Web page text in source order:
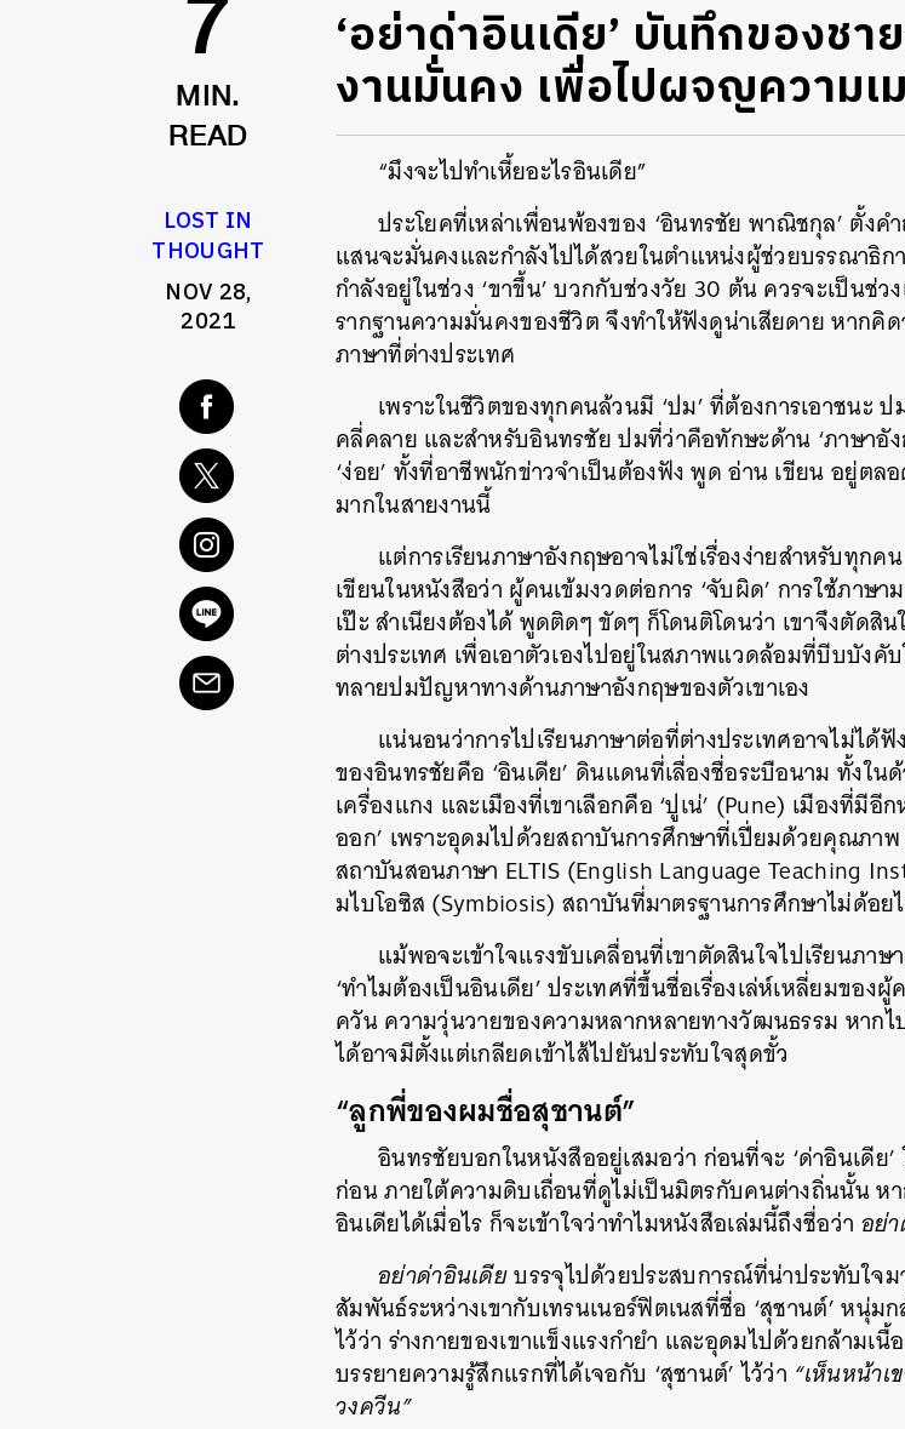
7
MIN.
READ
LOST IN
THOUGHT
NOV 28,
2021
‘อย่าด่าอินเดีย’ บันทึกของช
งานมั่นคง เพื่อไปผจญความเ
“มึงจะไปทำเหี้ยอะไรอินเดีย”
ประโยคที่เหล่าเพื่อนพ้องของ ‘อินทรชัย พาณิชกุล’ ตั้งค
แสนจะมั่นคงและกำลังไปได้สวยในตำแหน่งผู้ช่วยบรรณาธิก
กำลังอยู่ในช่วง ‘ขาขึ้น’ บวกกับช่วงวัย 30 ต้น ควรจะเป็นช่ว
รากฐานความมั่นคงของชีวิต จึงทำให้ฟังดูน่าเสียดาย หากคิ
ภาษาที่ต่างประเทศ
เพราะในชีวิตของทุกคนล้วนมี ‘ปม’ ที่ต้องการเอาชนะ
คลี่คลาย และสำหรับอินทรชัย ปมที่ว่าคือทักษะด้าน ‘ภาษาอัง
‘ง่อย’ ทั้งที่อาชีพนักข่าวจำเป็นต้องฟัง พูด อ่าน เขียน อยู่ตล
มากในสายงานนี้
แต่การเรียนภาษาอังกฤษอาจไม่ใช่เรื่องง่ายสำหรับทุก
เขียนในหนังสือว่า ผู้คนเข้มงวดต่อการ ‘จับผิด’ การใช้ภาษ
เป๊ะ สำเนียงต้องได้ พูดติดๆ ขัดๆ ก็โดนติโดนว่า เขาจึงตัดสิ
ต่างประเทศ เพื่อเอาตัวเองไปอยู่ในสภาพแวดล้อมที่บีบบังคั
ทลายปมปัญหาทางด้านภาษาอังกฤษของตัวเขาเอง
แน่นอนว่าการไปเรียนภาษาต่อที่ต่างประเทศอาจไม่ได้
ของอินทรชัยคือ ‘อินเดีย’ ดินแดนที่เลื่องชื่อระบือนาม ทั้งใ
เครื่องแกง และเมืองที่เขาเลือกคือ ‘ปูเน่’ (Pune) เมืองที่มี
ออก’ เพราะอุดมไปด้วยสถาบันการศึกษาที่เปี่ยมด้วยคุณภาพ
สถาบันสอนภาษา ELTIS (English Language Teaching
มไบโอซิส (Symbiosis) สถาบันที่มาตรฐานการศึกษาไม่ด้อ
แม้พอจะเข้าใจแรงขับเคลื่อนที่เขาตัดสินใจไปเรียนภา
‘ทำไมต้องเป็นอินเดีย’ ประเทศที่ขึ้นชื่อเรื่องเล่ห์เหลี่ยมขอ
ควัน ความวุ่นวายของความหลากหลายทางวัฒนธรรม หาก
ได้อาจมีตั้งแต่เกลียดเข้าไส้ไปยันประทับใจสุดขั้ว
“ลูกพี่ของผมชื่อสุชานต์”
อินทรชัยบอกในหนังสืออยู่เสมอว่า ก่อนที่จะ ‘ด่าอินเดีย
ก่อน ภายใต้ความดิบเถื่อนที่ดูไม่เป็นมิตรกับคนต่างถิ่นนั้น ห
อินเดียได้เมื่อไร ก็จะเข้าใจว่าทำไมหนังสือเล่มนี้ถึงชื่อว่า อย่
อย่าด่าอินเดียบรรจุไปด้วยประสบการณ์ที่น่าประทับใจ
สัมพันธ์ระหว่างเขากับเทรนเนอร์ฟิตเนสที่ชื่อ ‘สุชานต์’ หนุ่
ไว้ว่า ร่างกายของเขาแข็งแรงกำยำ และอุดมไปด้วยกล้ามเ
บรรยายความรู้สึกแรกที่ได้เจอกับ ‘สุชานต์’ ไว้ว่า “เห็นหน้า
วงควีน”